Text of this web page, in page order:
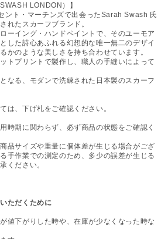
LONDON）】
ント・マーチンズで出会ったSarah Swash 氏
れたスカーフブランド。
ーイング・ハンドペイントで、そのユーモア
した詩心あふれる幻想的な唯一無二のデザイ
かのような美しさを持ち合わせています。
トプリントで製作し、職人の手縫いによって
なる、モダンで洗練された日本製のスカーフ
は、下げ札をご確認ください。
時期に関わらず、必ず商品の状態をご確認く
品サイズや重量に個体差が生じる場合がござ
手作業での測定のため、多少の誤差が生じる
ください。
ただくために
値下がりした時や、在庫が少なくなった時な